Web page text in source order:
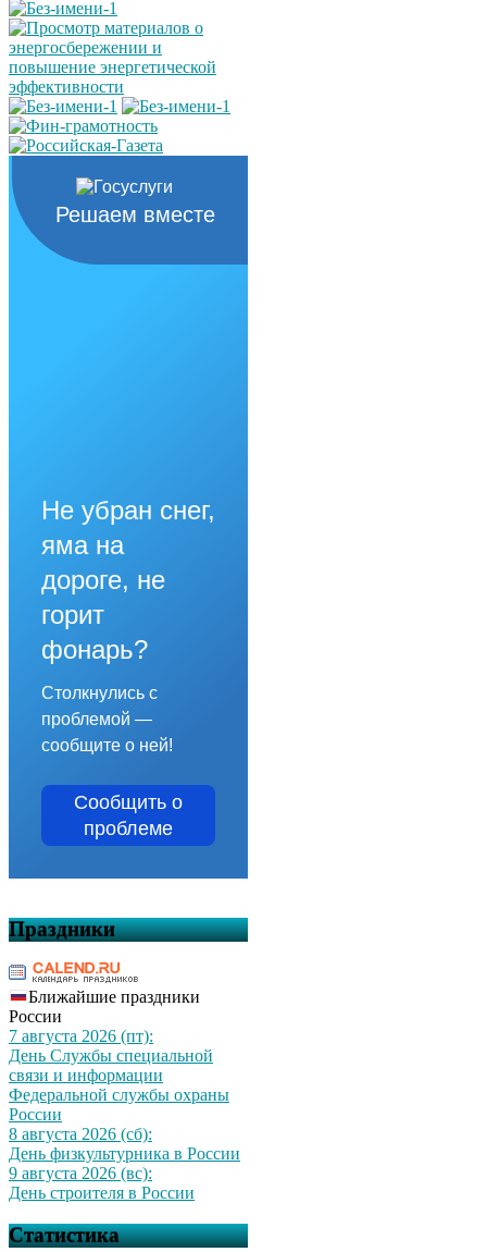
Решаем вместе
Не убран снег,
яма на
дороге, не
горит
фонарь?
Столкнулись с
проблемой —
сообщите о ней!
Сообщить о
проблеме
Праздники
Ближайшие праздники
России
7 августа 2026 (пт):
День Службы специальной
связи и информации
Федеральной службы охраны
России
8 августа 2026 (сб):
День физкультурника в России
9 августа 2026 (вс):
День строителя в России
Статистика